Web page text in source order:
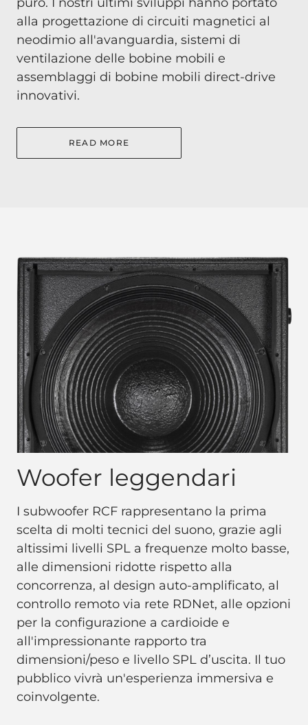
alla progettazione di circuiti magnetici al
neodimio all'avanguardia, sistemi di
ventilazione delle bobine mobili e
assemblaggi di bobine mobili direct-drive
innovativi.
READ MORE
Woofer leggendari
I subwoofer RCF rappresentano la prima
scelta di molti tecnici del suono, grazie agli
altissimi livelli SPL a frequenze molto basse,
alle dimensioni ridotte rispetto alla
concorrenza, al design auto-amplificato, al
controllo remoto via rete RDNet, alle opzioni
per la configurazione a cardioide e
all'impressionante rapporto tra
dimensioni/peso e livello SPL d’uscita. Il tuo
pubblico vivrà un'esperienza immersiva e
coinvolgente.